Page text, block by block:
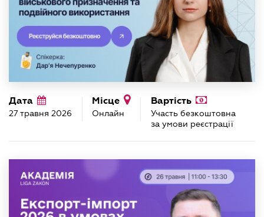
Дата
27 травня 2026
Місце
Онлайн
Вартість
Участь безкоштовна
за умови реєстрації